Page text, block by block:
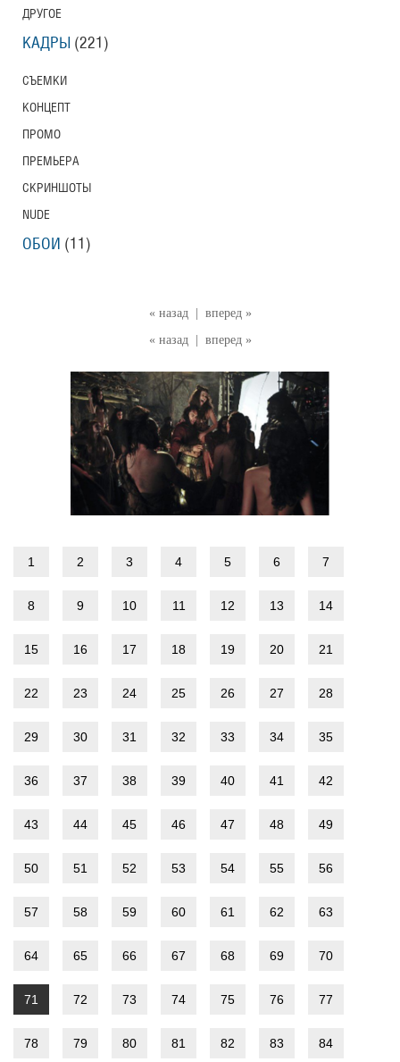
« назад
вперед »
« назад
вперед »
1 2 3 4 5 6 7
8 9 10 11 12 13 14
15 16 17 18 19 20 21
22 23 24 25 26 27 28
29 30 31 32 33 34 35
36 37 38 39 40 41 42
43 44 45 46 47 48 49
50 51 52 53 54 55 56
57 58 59 60 61 62 63
64 65 66 67 68 69 70
71 72 73 74 75 76 77
78 79 80 81 82 83 84
ДРУГОЕ
КАДРЫ (221)
СЪЕМКИ
КОНЦЕПТ
ПРОМО
ПРЕМЬЕРА
СКРИНШОТЫ
NUDE
ОБОИ (11)